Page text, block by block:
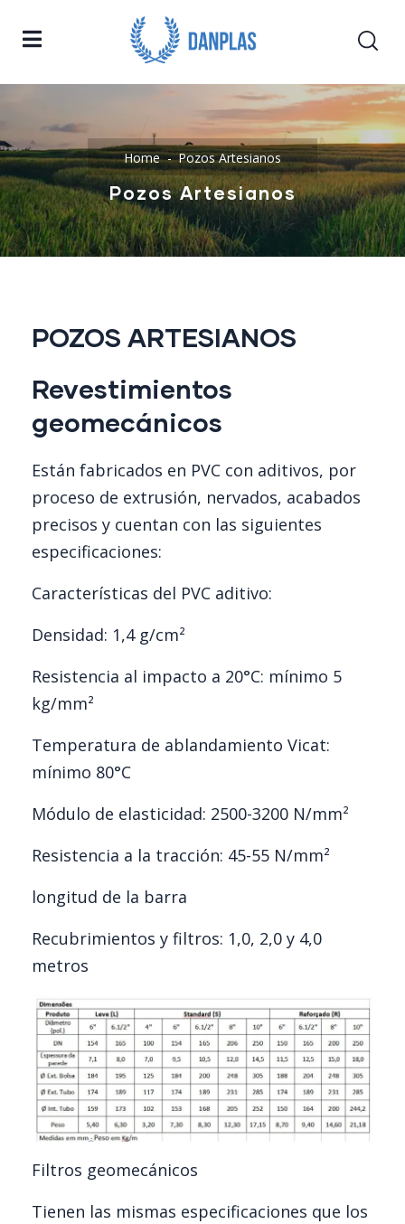
Home Pozos Artesianos
Pozos Artesianos
POZOS ARTESIANOS
Revestimientos
geomecánicos
Están fabricados en PVC con aditivos, por
proceso de extrusión, nervados, acabados
precisos y cuentan con las siguientes
especificaciones:
Características del PVC aditivo:
Densidad: 1,4 g/cm²
Resistencia al impacto a 20°C: mínimo 5
kg/mm²
Temperatura de ablandamiento Vicat:
mínimo 80°C
Módulo de elasticidad: 2500-3200 N/mm²
Resistencia a la tracción: 45-55 N/mm²
longitud de la barra
Recubrimientos y filtros: 1,0, 2,0 y 4,0
metros
Filtros geomecánicos
Tienen las mismas especificaciones que los